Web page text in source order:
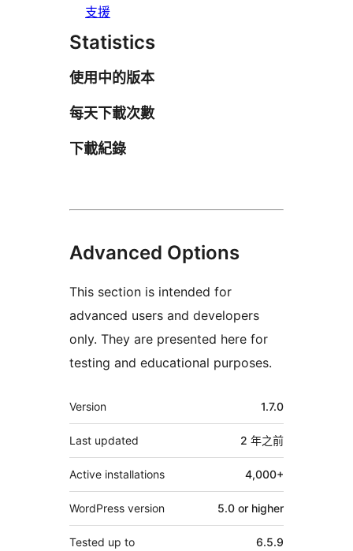
支援
Statistics
使用中的版本
每天下載次數
下載紀錄
Advanced Options
This section is intended for
advanced users and developers
only. They are presented here for
testing and educational purposes.
其
它
Version 1.7.0
Last updated 2 年之前
Active installations 4,000+
WordPress version 5.0 or higher
Tested up to 6.5.9